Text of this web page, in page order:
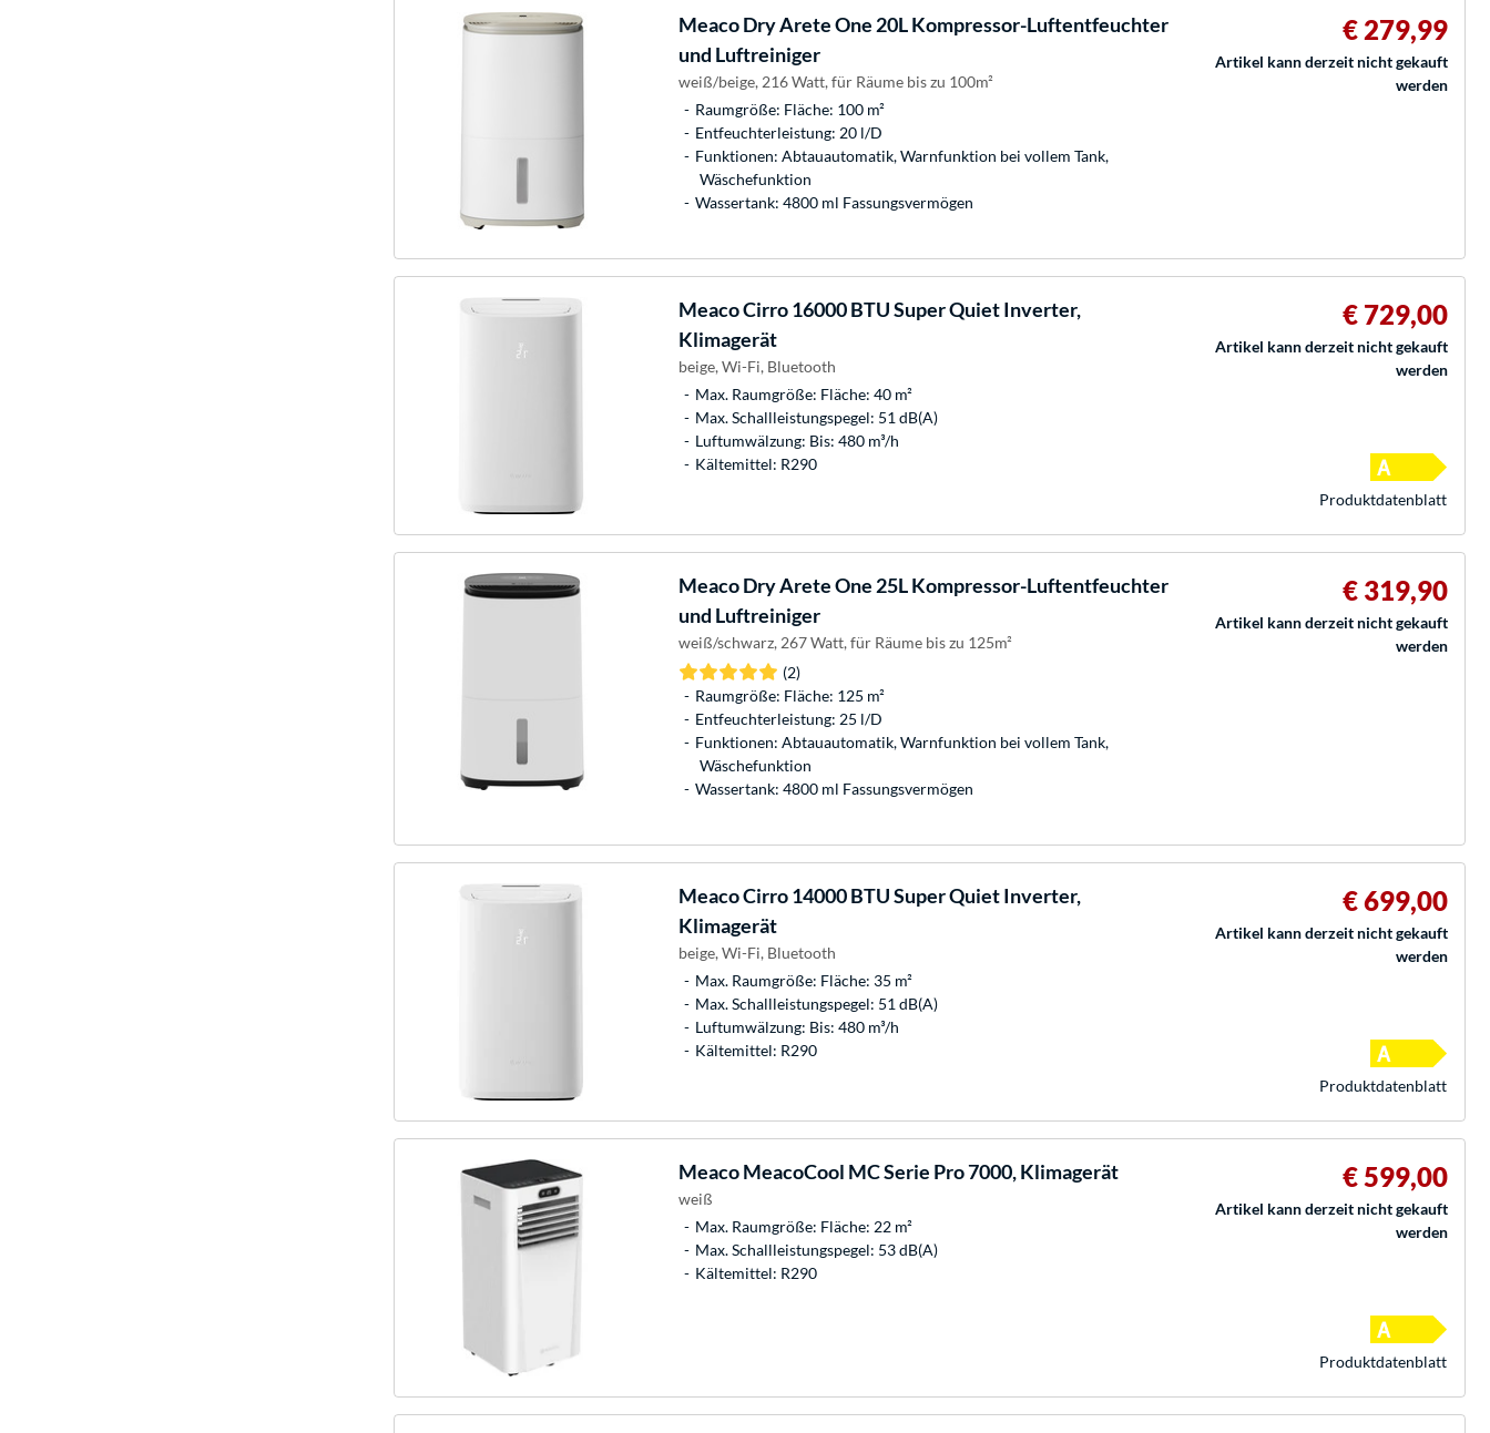
MeacoDry Arete One 20L Kompressor-Luftentfeuchter
und Luftreiniger
weiß/beige, 216 Watt, für Räume bis zu 100m²
Raumgröße: Fläche: 100 m²
Entfeuchterleistung: 20 l/D
Funktionen: Abtauautomatik, Warnfunktion bei vollem Tank,
Wäschefunktion
Wassertank: 4800 ml Fassungsvermögen
€ 279,99
Artikel kann derzeit nicht gekauft
werden
MeacoCirro 16000 BTU Super Quiet Inverter,
Klimagerät
beige, Wi-Fi, Bluetooth
Max. Raumgröße: Fläche: 40 m²
Max. Schallleistungspegel: 51 dB(A)
Luftumwälzung: Bis: 480 m³/h
Kältemittel: R290
€ 729,00
Artikel kann derzeit nicht gekauft
werden
Produkt­datenblatt
MeacoDry Arete One 25L Kompressor-Luftentfeuchter
und Luftreiniger
weiß/schwarz, 267 Watt, für Räume bis zu 125m²
(2)
Raumgröße: Fläche: 125 m²
Entfeuchterleistung: 25 l/D
Funktionen: Abtauautomatik, Warnfunktion bei vollem Tank,
Wäschefunktion
Wassertank: 4800 ml Fassungsvermögen
€ 319,90
Artikel kann derzeit nicht gekauft
werden
MeacoCirro 14000 BTU Super Quiet Inverter,
Klimagerät
beige, Wi-Fi, Bluetooth
Max. Raumgröße: Fläche: 35 m²
Max. Schallleistungspegel: 51 dB(A)
Luftumwälzung: Bis: 480 m³/h
Kältemittel: R290
€ 699,00
Artikel kann derzeit nicht gekauft
werden
Produkt­datenblatt
MeacoMeacoCool MC Serie Pro 7000, Klimagerät
weiß
Max. Raumgröße: Fläche: 22 m²
Max. Schallleistungspegel: 53 dB(A)
Kältemittel: R290
€ 599,00
Artikel kann derzeit nicht gekauft
werden
Produkt­datenblatt